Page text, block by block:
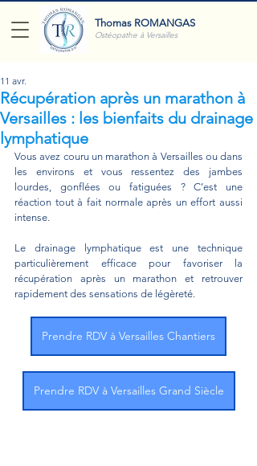
Thomas ROMANGAS
Ostéopathe à Versailles
Récupération après un marathon à
Versailles : les bienfaits du drainage
lymphatique
11 avr.
Vous avez couru un marathon à Versailles ou dans
les environs et vous ressentez des jambes
lourdes, gonflées ou fatiguées ? C’est une
réaction tout à fait normale après un effort aussi
intense.
Le drainage lymphatique est une technique
particulièrement efficace pour favoriser la
récupération après un marathon et retrouver
rapidement des sensations de légèreté.
Prendre RDV à Versailles Chantiers
Prendre RDV à Versailles Grand Siècle